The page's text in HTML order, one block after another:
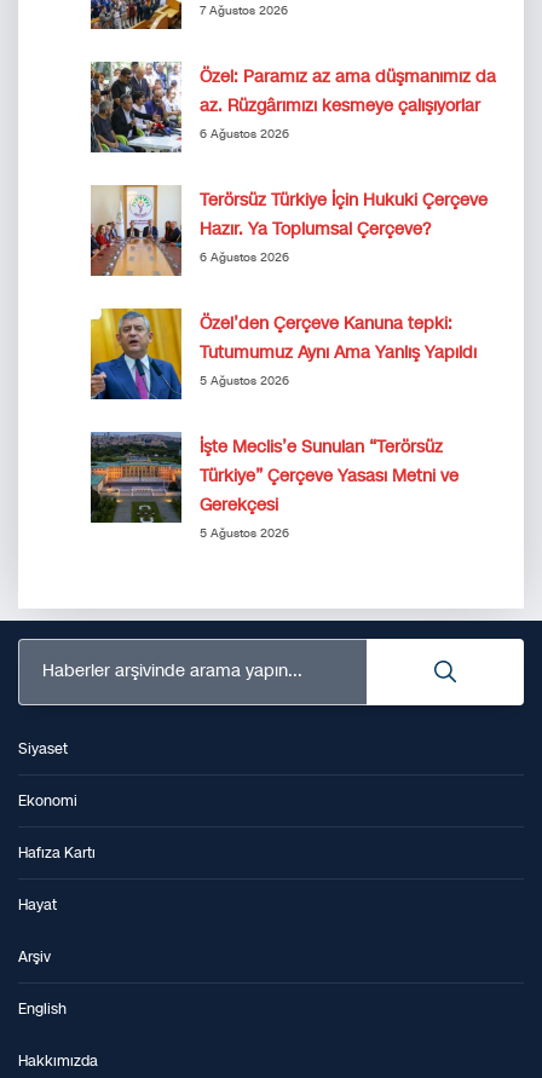
7 Ağustos 2026
Özel: Paramız az ama düşmanımız da
az. Rüzgârımızı kesmeye çalışıyorlar
6 Ağustos 2026
Terörsüz Türkiye İçin Hukuki Çerçeve
Hazır. Ya Toplumsal Çerçeve?
6 Ağustos 2026
Özel’den Çerçeve Kanuna tepki:
Tutumumuz Aynı Ama Yanlış Yapıldı
5 Ağustos 2026
İşte Meclis’e Sunulan “Terörsüz
Türkiye” Çerçeve Yasası Metni ve
Gerekçesi
5 Ağustos 2026
Haberler arşivinde arama yapın...
Siyaset
Ekonomi
Hafıza Kartı
Hayat
Arşiv
English
Hakkımızda